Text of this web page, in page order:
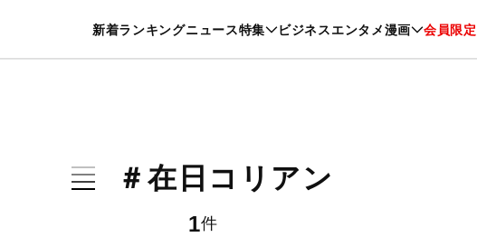
新着ランキングニュース特集 ビジネスエンタメ漫画 会員限定
暮らし スポーツ ヘルスケア 美容 グルメ ファッション
＃在日コリアン
1件